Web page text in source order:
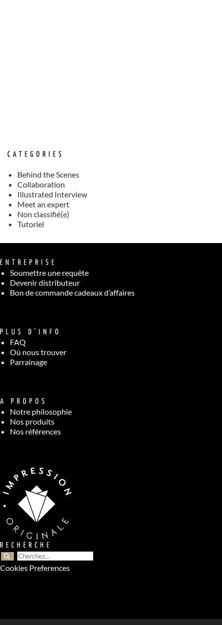
CATEGORIES
Behind the Scenes
Collaboration
Illustrated Interview
Meet an expert
Non classifié(e)
Tutoriel
ENTREPRISE
Soumettre une requête
Devenir distributeur
Bon de commande cadeaux d’affaires
PLUS D’INFO
FAQ
Où nous trouver
Parrainage
A PROPOS
Notre philosophie
Nos produits
Nos références
RECHERCHE
Cookies Preferences